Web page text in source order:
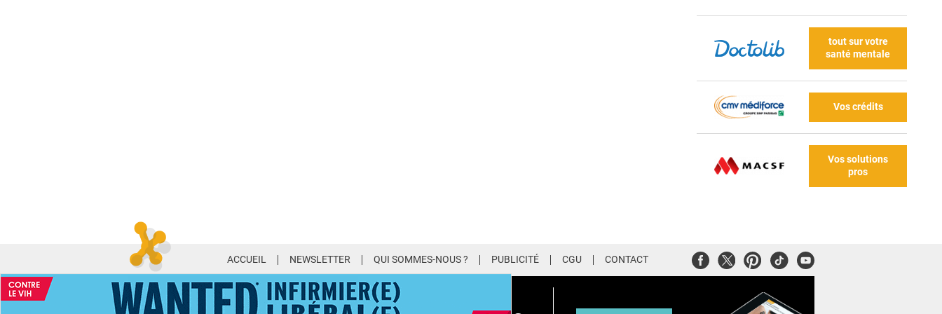
tout sur votre
santé mentale
Vos crédits
Vos solutions
pros
ACCUEIL NEWSLETTER QUI SOMMES-NOUS ? PUBLICITÉ CGU CONTACT FacebookTwitterPinterest
TiktokYoutube
ABONNEMENT PREMIUM